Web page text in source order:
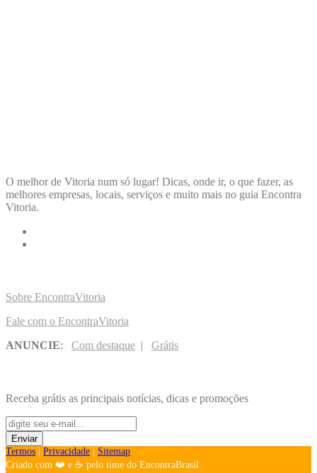
O melhor de Vitoria num só lugar! Dicas, onde ir, o que fazer, as
melhores empresas, locais, serviços e muito mais no guia Encontra
Vitoria.
Sobre EncontraVitoria
Fale com o EncontraVitoria
ANUNCIE: Com destaque | Grátis
Receba grátis as principais notícias, dicas e promoções
Termos Privacidade
Sitemap
Criado com ❤️ e ☕ pelo time do EncontraBrasil